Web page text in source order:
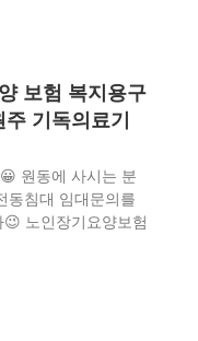
보험 복지용구
기독의료기
원동에 사시는 분
동침대 임대문의를
노인장기요양보험